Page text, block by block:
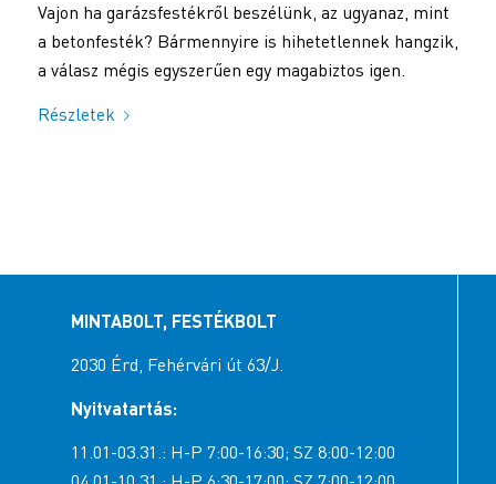
Vajon ha garázsfestékről beszélünk, az ugyanaz, mint
a betonfesték? Bármennyire is hihetetlennek hangzik,
a válasz mégis egyszerűen egy magabiztos igen.
Részletek
MINTABOLT, FESTÉKBOLT
2030 Érd, Fehérvári út 63/J.
Nyitvatartás:
11.01-03.31.: H-P 7:00-16:30; SZ 8:00-12:00